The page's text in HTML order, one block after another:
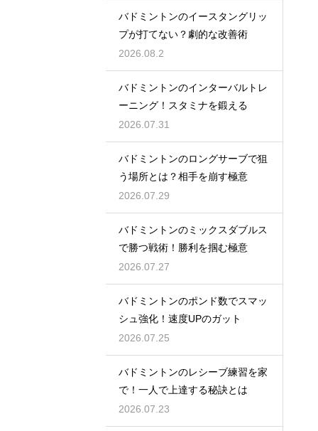
バドミントンのイースタングリッ
プが打てない？劇的な改善術
2026.08.2
バドミントンのインターバルトレ
ーニング！スタミナを鍛える
2026.07.31
バドミントンのロングサーブで狙
う場所とは？相手を崩す極意
2026.07.29
バドミントンのミックスダブルス
で勝つ戦術！勝利を掴む極意
2026.07.27
バドミントンのポンド数でスマッ
シュ強化！速度UPのガット
2026.07.25
バドミントンのレシーブ練習を家
で！一人で上達する秘訣とは
2026.07.23